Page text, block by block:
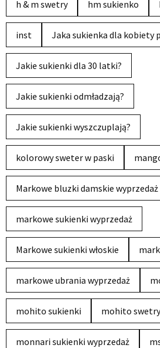
h & m swetry hm sukienko
inst Jaka sukienka dla kobiety
Jakie sukienki dla 30 latki?
Jakie sukienki odmładzają?
Jakie sukienki wyszczuplają?
kolorowy sweter w paski
Markowe bluzki damskie wyprzedaż
markowe sukienki wyprzedaż
Markowe sukienki włoskie
markowe ubrania wyprzedaż
mohito sukienki mohito swetry
monnari sukienki wyprzedaż